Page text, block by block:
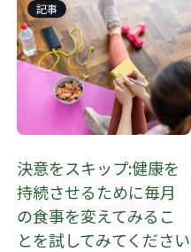
記事
決意をスキップ:健康を
持続させるために毎月
の食事を変えてみるこ
とを試してみてください